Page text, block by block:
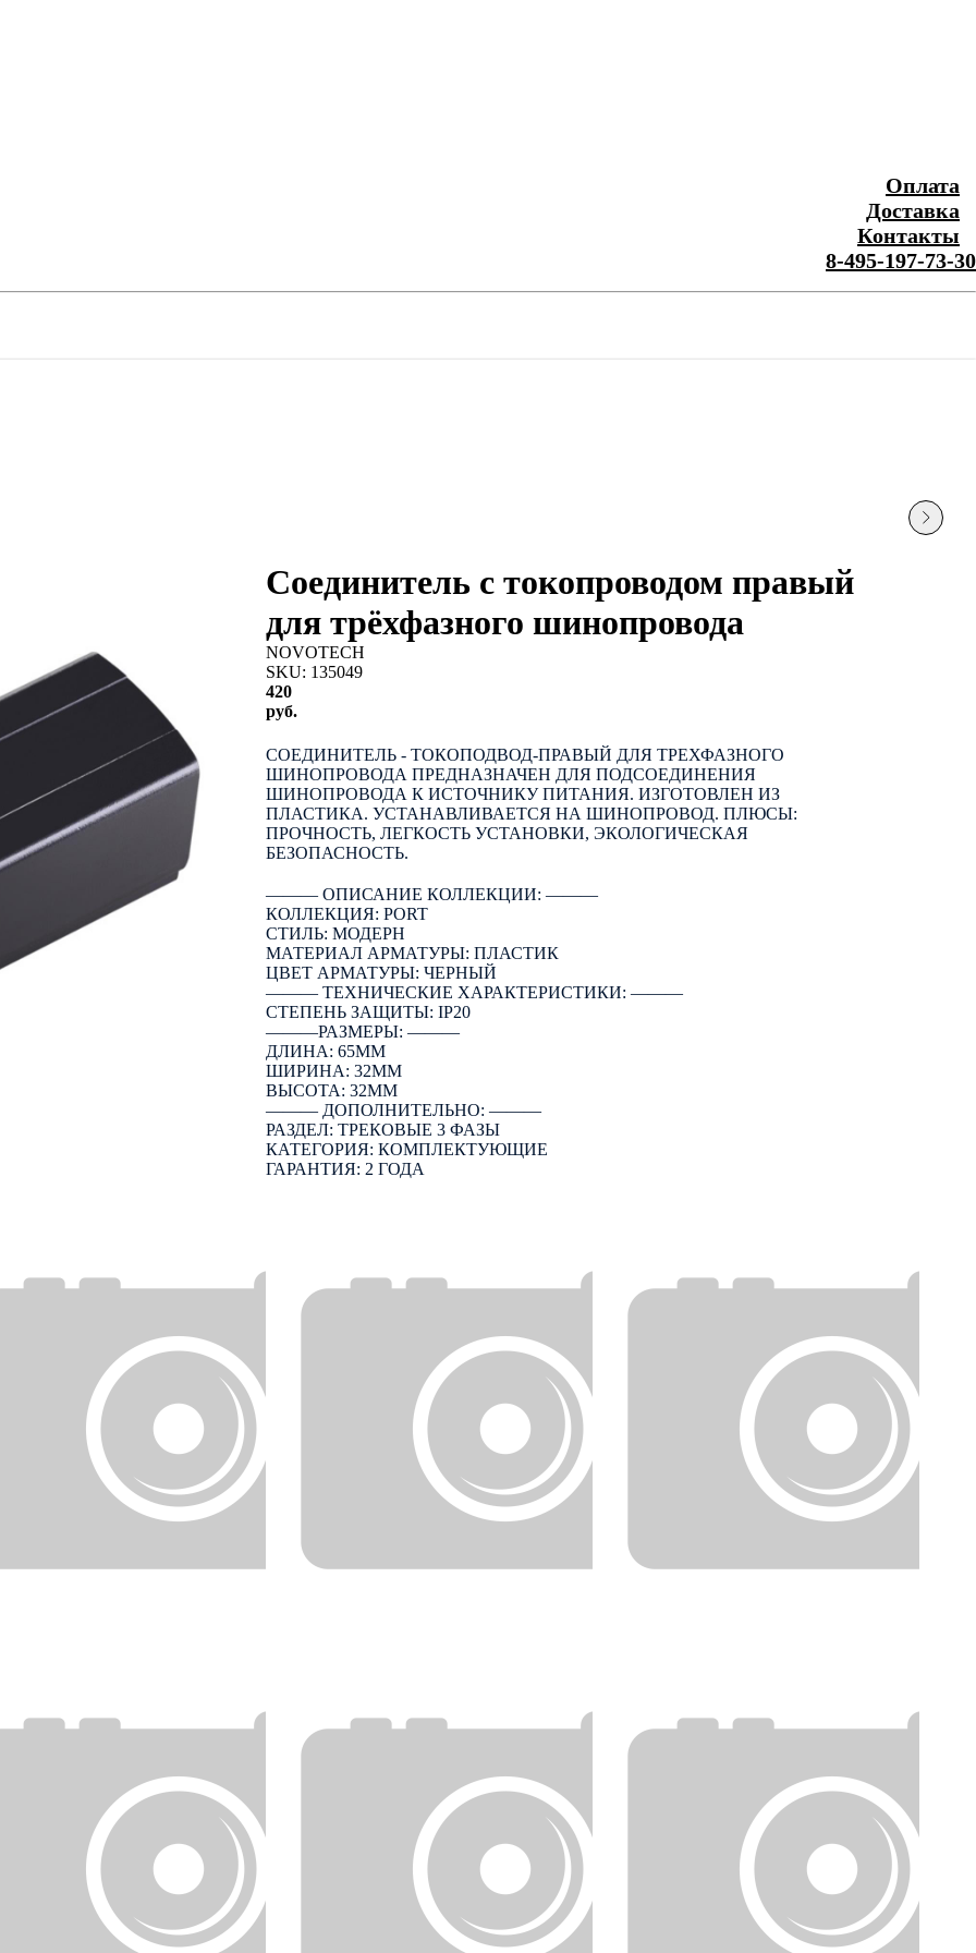
Оплата
Доставка
Контакты
8-495-197-73-30
Соединитель с токопроводом правый
для трёхфазного шинопровода
NOVOTECH
SKU: 135049
420
руб.
СОЕДИНИТЕЛЬ - ТОКОПОДВОД-ПРАВЫЙ ДЛЯ ТРЕХФАЗНОГО
ШИНОПРОВОДА ПРЕДНАЗНАЧЕН ДЛЯ ПОДСОЕДИНЕНИЯ
ШИНОПРОВОДА К ИСТОЧНИКУ ПИТАНИЯ. ИЗГОТОВЛЕН ИЗ
ПЛАСТИКА. УСТАНАВЛИВАЕТСЯ НА ШИНОПРОВОД. ПЛЮСЫ:
ПРОЧНОСТЬ, ЛЕГКОСТЬ УСТАНОВКИ, ЭКОЛОГИЧЕСКАЯ
БЕЗОПАСНОСТЬ.
――― ОПИСАНИЕ КОЛЛЕКЦИИ: ―――
КОЛЛЕКЦИЯ: PORT
СТИЛЬ: МОДЕРН
МАТЕРИАЛ АРМАТУРЫ: ПЛАСТИК
ЦВЕТ АРМАТУРЫ: ЧЕРНЫЙ
――― ТЕХНИЧЕСКИЕ ХАРАКТЕРИСТИКИ: ―――
СТЕПЕНЬ ЗАЩИТЫ: IP20
―――РАЗМЕРЫ: ―――
ДЛИНА: 65ММ
ШИРИНА: 32ММ
ВЫСОТА: 32ММ
――― ДОПОЛНИТЕЛЬНО: ―――
РАЗДЕЛ: ТРЕКОВЫЕ 3 ФАЗЫ
КАТЕГОРИЯ: КОМПЛЕКТУЮЩИЕ
ГАРАНТИЯ: 2 ГОДА